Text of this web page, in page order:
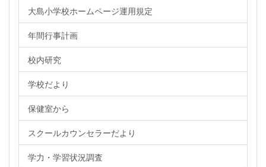
大島小学校ホームページ運用規定
年間行事計画
校内研究
学校だより
保健室から
スクールカウンセラーだより
学力・学習状況調査